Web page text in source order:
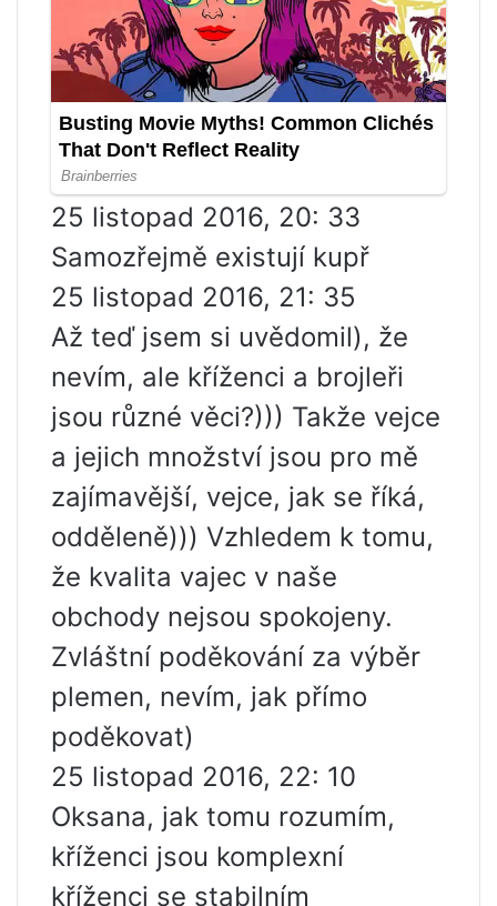
25 listopad 2016, 20: 33
Samozřejmě existují kupř
25 listopad 2016, 21: 35
Až teď jsem si uvědomil), že
nevím, ale kříženci a brojleři
jsou různé věci?))) Takže vejce
a jejich množství jsou pro mě
zajímavější, vejce, jak se říká,
odděleně))) Vzhledem k tomu,
že kvalita vajec v naše
obchody nejsou spokojeny.
Zvláštní poděkování za výběr
plemen, nevím, jak přímo
poděkovat)
25 listopad 2016, 22: 10
Oksana, jak tomu rozumím,
kříženci jsou komplexní
kříženci se stabilním